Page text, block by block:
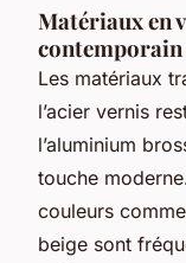
Matériaux en
contemporain
Les matériaux
l’acier vernis
l’aluminium
touche
couleurs
beige sont